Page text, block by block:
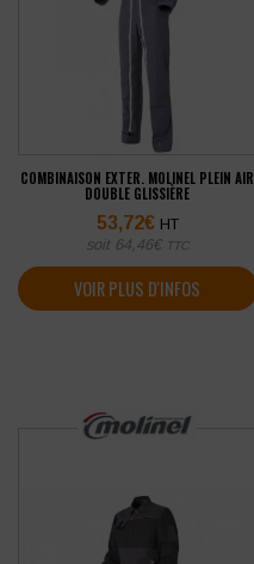
COMBINAISON EXTER. MOLINEL PLEIN AIR
DOUBLE GLISSIÈRE
53,72€ HT
soit 64,46€ TTC
VOIR PLUS D'INFOS